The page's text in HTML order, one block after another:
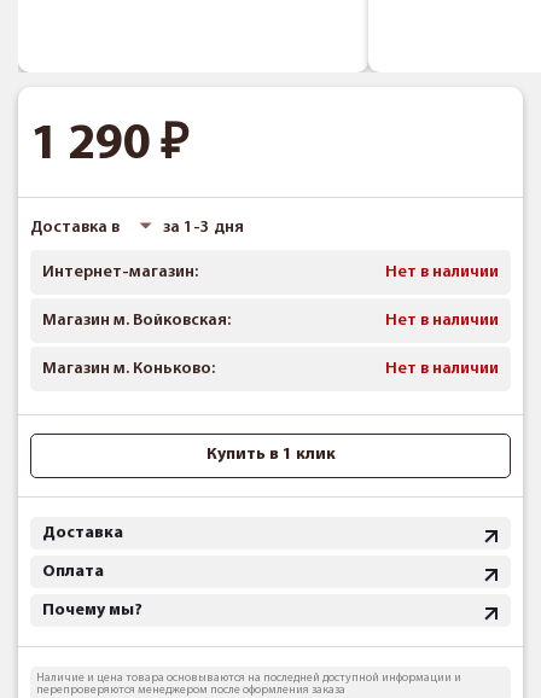
1 290
Доставка в за 1-3 дня
Интернет-магазин: Нет в наличии
Магазин м. Войковская: Нет в наличии
Магазин м. Коньково: Нет в наличии
Купить в 1 клик
Доставка
Оплата
Почему мы?
Наличие и цена товара основываются на последней доступной информации и
перепроверяются менеджером после оформления заказа